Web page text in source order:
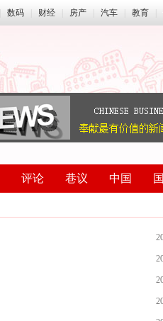
数码 财经 房产 汽车 教育
评论 巷议 中国